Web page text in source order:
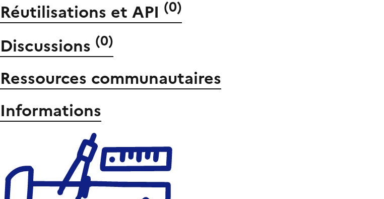
Réutilisations et API (0)
Discussions (0)
Ressources communautaires
Informations